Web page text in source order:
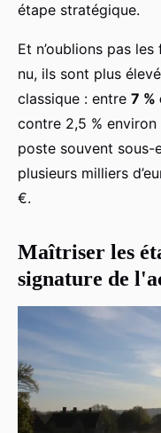
étape stratégique.
Et n’oublions pas
nu, ils sont plus
classique : entre 7 %
contre 2,5 % environ
poste souvent sous-
plusieurs milliers
€.
Maîtriser les
signature de